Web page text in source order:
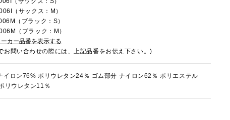
（サックス：M）
（ブラック：S）
（ブラック：M）
カー品番を表示する
お問い合わせの際には、上記品番をお伝え下さい。)
イロン76% ポリウレタン24％ ゴム部分 ナイロン62％ ポリエステル
リウレタン11％